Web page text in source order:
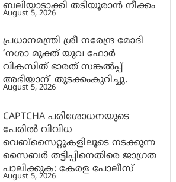
ബലിയാടാക്കി തടിയൂരാൻ നീക്കം
August 5, 2026
പ്രധാനമന്ത്രി ശ്രീ നരേന്ദ്ര മോദി
‘നശാ മുക്ത് യുവ ഫോർ
വികസിത് ഭാരത് സങ്കൽപ്പ്
അഭിയാന്’ തുടക്കംകുറിച്ചു.
August 5, 2026
CAPTCHA പരിശോധനയുടെ
പേരില്‍ വിവിധ
വെബ്സൈറ്റുകളിലൂടെ നടക്കുന്ന
സൈബര്‍ തട്ടിപ്പിനെതിരെ ജാഗ്രത
പാലിക്കുക: കേരള പോലീസ്
August 5, 2026